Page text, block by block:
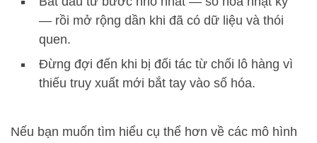
— rồi mở rộng dần khi đã có dữ liệu và thói
quen.
Đừng đợi đến khi bị đối tác từ chối lô hàng vì
thiếu truy xuất mới bắt tay vào số hóa.
Nếu bạn muốn tìm hiểu cụ thể hơn về các mô hình